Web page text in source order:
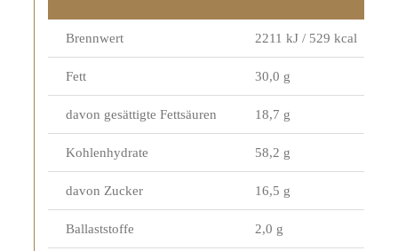
Brennwert 2211 kJ / 529 kcal
Fett 30,0 g
davon gesättigte Fettsäuren 18,7 g
Kohlenhydrate 58,2 g
davon Zucker 16,5 g
Ballaststoffe 2,0 g